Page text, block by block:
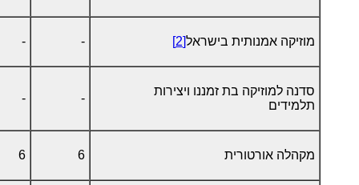
מוזיקה אמנותית בישראל[2]
-
-
סדנה למוזיקה בת זמננו ויצירות
תלמידים
-
-
מקהלה אורטורית 6
6